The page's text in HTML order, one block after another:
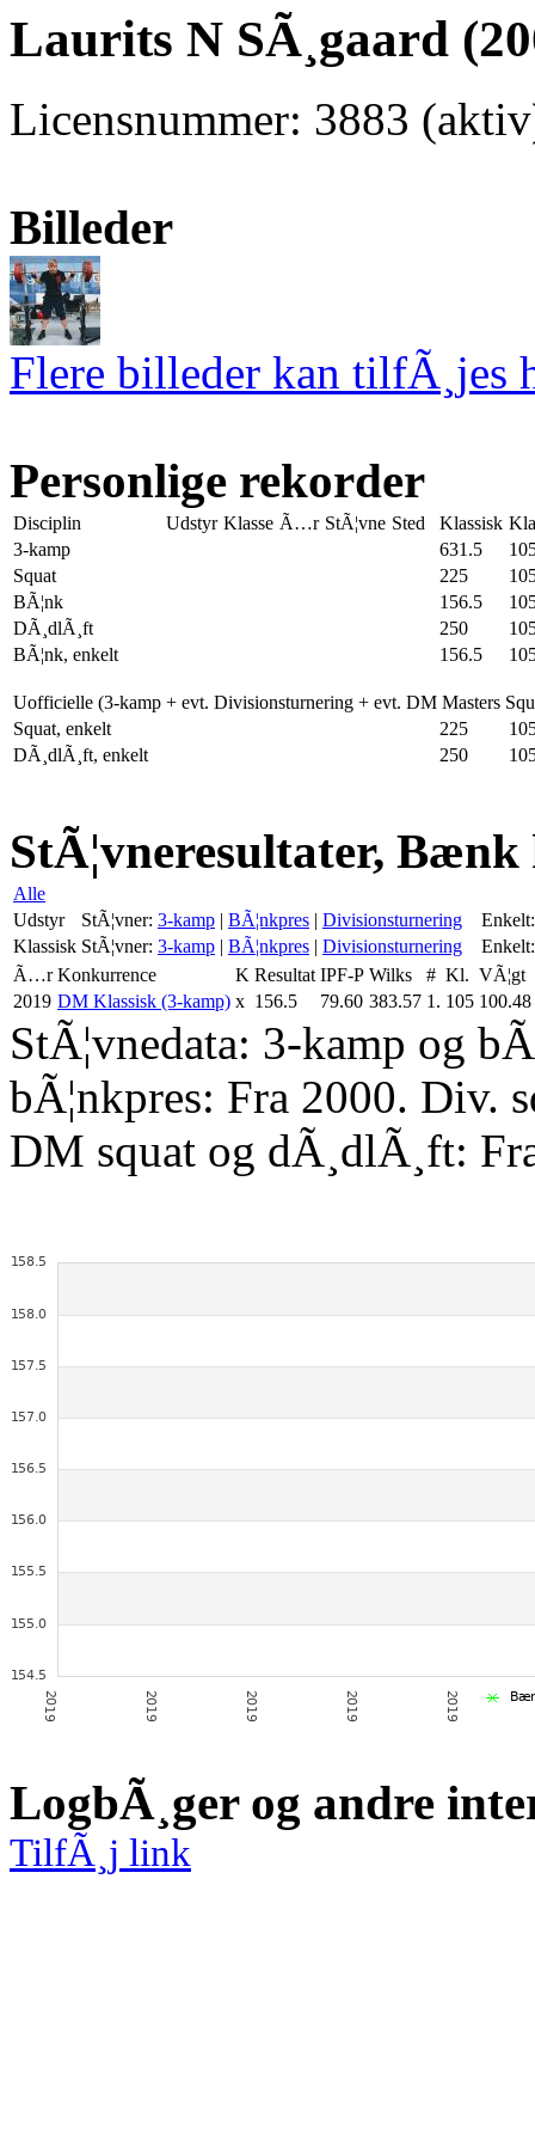
Laurits N SÃ¸gaard
Licensnummer: 3883
Billeder
Flere billeder kan tilfÃ¸jes
Personlige rekorder
Disciplin Udstyr Klasse Ã…r StÃ¦vne Sted Klassisk
3-kamp
631.5
Squat
225
BÃ¦nk
156.5
DÃ¸dlÃ¸ft
250
BÃ¦nk, enkelt
156.5
Uofficielle (3-kamp + evt. Divisionsturnering + evt. DM Masters
Squat, enkelt
225
DÃ¸dlÃ¸ft, enkelt
250
StÃ¦vneresultater, Bænk
Alle
Udstyr
StÃ¦vner: 3-kamp | BÃ¦nkpres | Divisionsturnering
Enkelt:
Klassisk StÃ¦vner: 3-kamp | BÃ¦nkpres | Divisionsturnering
Enkelt:
Ã…r Konkurrence K Resultat IPF-P Wilks # Kl. VÃ¦gt
2019 DM Klassisk (3-kamp) x 156.5 79.60 383.57 1. 105 100.48
StÃ¦vnedata: 3-kamp og
bÃ¦nkpres: Fra 2000. Div.
DM squat og dÃ¸dlÃ¸ft:
LogbÃ¸ger og andre
TilfÃ¸j link